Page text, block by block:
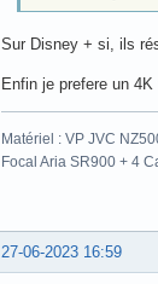
Sur Disney + si, ils
Enfin je prefere un
Matériel : VP JVC
Focal Aria SR900 + 4
27-06-2023 16:59